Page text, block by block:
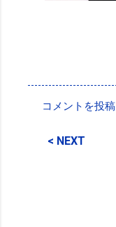
メ
コメントを投稿
< NEXT